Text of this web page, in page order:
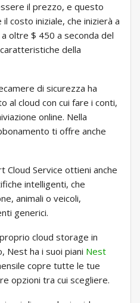
il prezzo, e questo
costo iniziale, che inizierà a
oltre $ 450 a seconda del
della
di sicurezza ha
al cloud con cui fare i conti,
online. Nella
ti offre anche
Cloud Service ottieni anche
intelligenti, che
animali o veicoli,
generici.
cloud storage in
Nest ha i suoi piani Nest
copre tutte le tue
opzioni tra cui scegliere.